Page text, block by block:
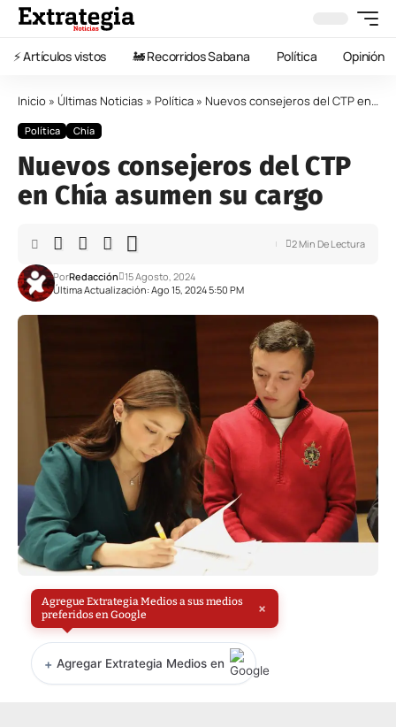
⚡️ Artículos vistos 🚂 Recorridos Sabana Política Opinión
Inicio » Últimas Noticias » Política » Nuevos consejeros del CTP en Chía asumen su cargo
Política Chía
Nuevos consejeros del CTP
en Chía asumen su cargo
Última Actualización: Ago 15, 2024 5:50 PM
PorRedacción 15 Agosto, 2024
2 Min De Lectura
Agregue Extrategia Medios a sus medios
preferidos en Google
×
+ Agregar Extrategia Medios en